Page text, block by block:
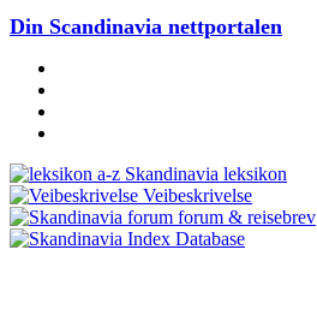
Din Scandinavia nettportalen
Skandinavia leksikon
Veibeskrivelse
forum & reisebrev
Database